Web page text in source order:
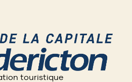
touristique